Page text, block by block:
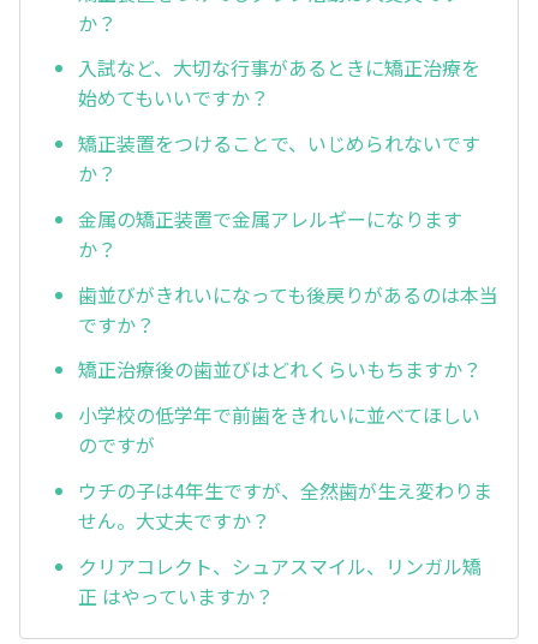
か？
入試など、大切な行事があるときに矯正治療を
始めてもいいですか？
矯正装置をつけることで、いじめられないです
か？
金属の矯正装置で金属アレルギーになります
か？
歯並びがきれいになっても後戻りがあるのは本当
ですか？
矯正治療後の歯並びはどれくらいもちますか？
小学校の低学年で前歯をきれいに並べてほしい
のですが
ウチの子は4年生ですが、全然歯が生え変わりま
せん。大丈夫ですか？
クリアコレクト、シュアスマイル、リンガル矯
正 はやっていますか？